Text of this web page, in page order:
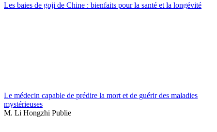
Les baies de goji de Chine : bienfaits pour la santé et la longévité
Le médecin capable de prédire la mort et de guérir des maladies
mystérieuses
M. Li Hongzhi Publie